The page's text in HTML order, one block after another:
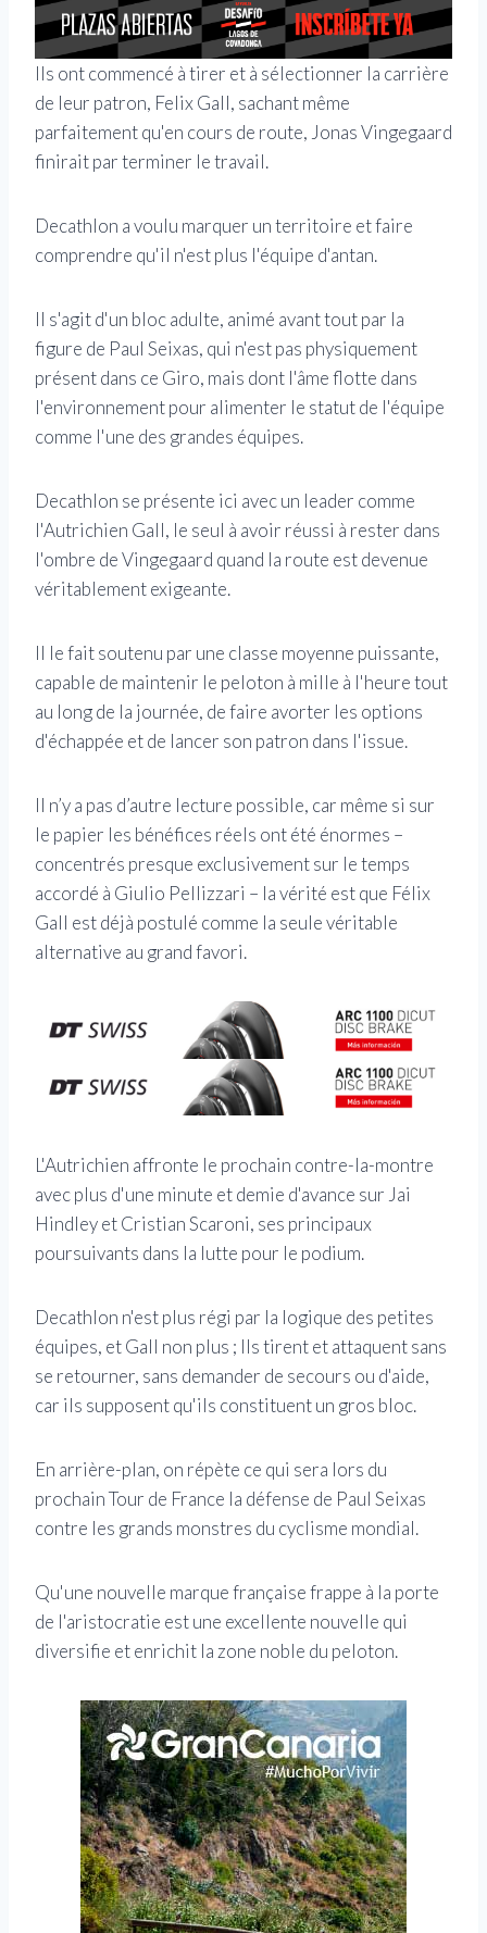
Ils ont commencé à tirer et à sélectionner la carrière
de leur patron, Felix Gall, sachant même
parfaitement qu'en cours de route, Jonas Vingegaard
finirait par terminer le travail.
Decathlon a voulu marquer un territoire et faire
comprendre qu'il n'est plus l'équipe d'antan.
Il s'agit d'un bloc adulte, animé avant tout par la
figure de Paul Seixas, qui n'est pas physiquement
présent dans ce Giro, mais dont l'âme flotte dans
l'environnement pour alimenter le statut de l'équipe
comme l'une des grandes équipes.
Decathlon se présente ici avec un leader comme
l'Autrichien Gall, le seul à avoir réussi à rester dans
l'ombre de Vingegaard quand la route est devenue
véritablement exigeante.
Il le fait soutenu par une classe moyenne puissante,
capable de maintenir le peloton à mille à l'heure tout
au long de la journée, de faire avorter les options
d'échappée et de lancer son patron dans l'issue.
Il n’y a pas d’autre lecture possible, car même si sur
le papier les bénéfices réels ont été énormes –
concentrés presque exclusivement sur le temps
accordé à Giulio Pellizzari – la vérité est que Félix
Gall est déjà postulé comme la seule véritable
alternative au grand favori.
L'Autrichien affronte le prochain contre-la-montre
avec plus d'une minute et demie d'avance sur Jai
Hindley et Cristian Scaroni, ses principaux
poursuivants dans la lutte pour le podium.
Decathlon n'est plus régi par la logique des petites
équipes, et Gall non plus ; Ils tirent et attaquent sans
se retourner, sans demander de secours ou d'aide,
car ils supposent qu'ils constituent un gros bloc.
En arrière-plan, on répète ce qui sera lors du
prochain Tour de France la défense de Paul Seixas
contre les grands monstres du cyclisme mondial.
Qu'une nouvelle marque française frappe à la porte
de l'aristocratie est une excellente nouvelle qui
diversifie et enrichit la zone noble du peloton.